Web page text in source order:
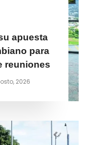
apuesta
para
reuniones
2026